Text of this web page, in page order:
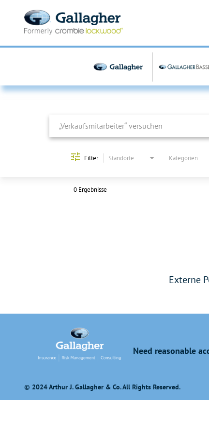
Job Search Page
Filter Standorte Kategorien
0 Ergebnisse
Externe
Need reasonable
© 2024 Arthur J. Gallagher & Co. All Rights Reserved.